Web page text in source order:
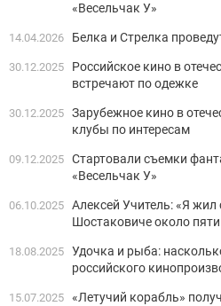
«Весельчак У»
14.04.2026 Белка и Стрелка
30.12.2025
Российское кино в
встречают по одежке
30.12.2025 Зарубежное кино в
клубы по интересам
09.12.2025 Стартовали съемки
«Весельчак У»
06.10.2025 Алексей Учитель: «Я
Шостаковиче около пяти
18.08.2025 Удочка и рыба:
российского
15.07.2025 «Летучий корабль»